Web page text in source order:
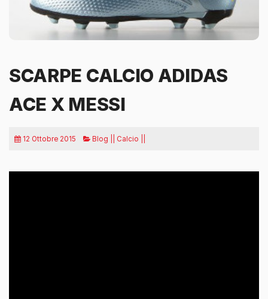
SCARPE CALCIO ADIDAS
ACE X MESSI
12 Ottobre 2015 Blog || Calcio ||